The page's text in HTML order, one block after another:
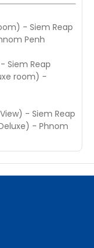
- Siem Reap
Penh
Siem Reap
room) -
- Siem Reap
- Phnom